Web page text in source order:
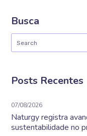
Busca
Posts Recentes
07/08/2026
Naturgy registra
sustentabilidade no